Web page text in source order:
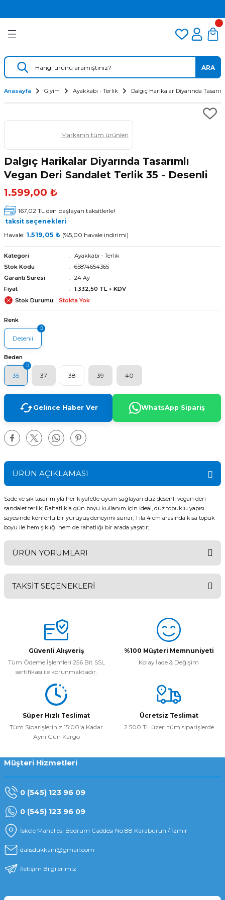
Dalış Regülatörü
Dalış Konsolu
ARA
Anasayfa Giyim Ayakkabı - Terlik Dalgıç Harikalar Diyarında
Markanın tüm ürünleri
Dalgıç Harikalar Diyarında Tasarımlı
Vegan Deri Sandalet Terlik 35 - Desenli
1.599,00 ₺
167,02 TL den başlayan taksitlerle!
taksit seçenekleri
Havale: 1.519,05 ₺ (%5,00 havale indirimi)
Kategori
Ayakkabı - Terlik
Stok Kodu
65874654365
Garanti Süresi
24 Ay
Fiyat
1.332,50 TL + KDV
Stok Durumu
Stokta Yok
Renk
Desenli
Beden
35 37 38 39 40
Gelince Haber Ver WhatsApp Sipariş
ÜRÜN AÇIKLAMASI
Sade ve şık tasarımıyla her kıyafetle uyum sağlayan düz desenli vegan deri
sandalet terlik; Rahatlıkla gün boyu kullanım için ideal, düz topuklu yapısı
sayesinde konforlu bir yürüyüş deneyimi sunar; 1 ila 4 cm arasında kısa topuk
boyu ile hem şıklığı hem de rahatlığı bir arada yaşatır;
ÜRÜN YORUMLARI
TAKSİT SEÇENEKLERİ
Güvenli Alışveriş
Tüm Ödeme İşlemleri 256 Bit SSL
sertifikası ile korunmaktadır.
%100 Müşteri Memnuniyeti
Kolay İade & Değişim
Süper Hızlı Teslimat
Tüm Siparişleriniz 15:00'a Kadar
Aynı Gün Kargo
Ücretsiz Teslimat
2.500 TL üzeri tüm siparişlerde
Müşteri Hizmetleri
0 (545) 123 96 09
0 (545) 123 96 09
İskele Mahallesi Bodrum Caddesi No:88 Karaburun / İzmir
dalisdukkani@gmail.com
İletişim Bilgilerimiz